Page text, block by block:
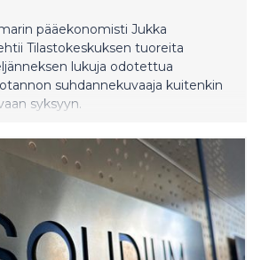
pääekonomisti Jukka
Tilastokeskuksen tuoreita
lukuja odotettua
suhdannekuvaaja kuitenkin
syksyyn.